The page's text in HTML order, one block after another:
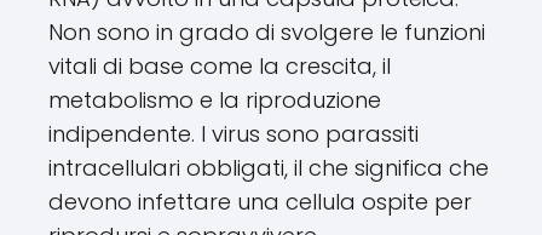
Non sono in grado di svolgere le funzioni
vitali di base come la crescita, il
metabolismo e la riproduzione
indipendente. I virus sono parassiti
intracellulari obbligati, il che significa che
devono infettare una cellula ospite per